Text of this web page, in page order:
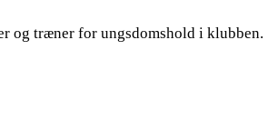
og træner for ungsdomshold i klubben.